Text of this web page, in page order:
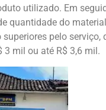
utilizado. Em
quantidade do
pelo serviço,
3 mil ou até R$ 3,6 mil.